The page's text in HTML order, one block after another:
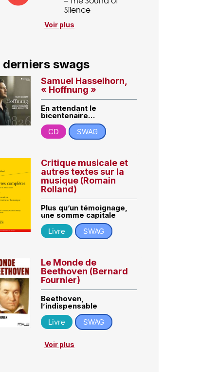
Silence
Voir plus
derniers swags
Samuel Hasselhorn,
« Hoffnung »
En attendant le
bicentenaire…
CD
SWAG
Critique musicale et
autres textes sur la
musique (Romain
Rolland)
Plus qu’un témoignage,
une somme capitale
Livre
SWAG
Le Monde de
Beethoven (Bernard
Fournier)
Beethoven,
l’indispensable
Livre
SWAG
Voir plus